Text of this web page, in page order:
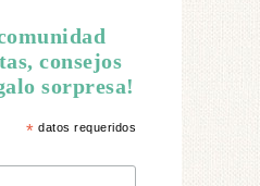
consejos
sorpresa!
* datos requeridos